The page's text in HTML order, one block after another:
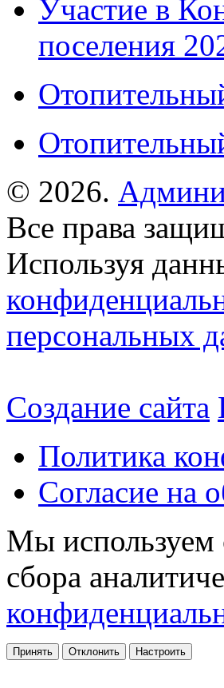
Участие в
поселения
© 2026.
Все права
Используя
персональных
Создание сайта
Политика
Согласие на
Мы используем
сбора
Принять Отклонить Настроить